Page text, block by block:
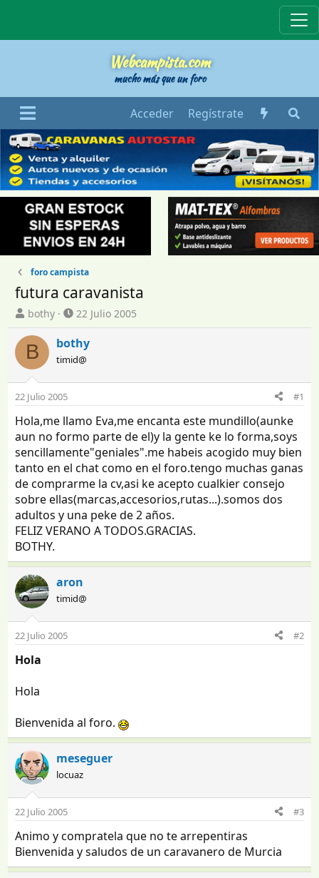
Webcampista.com
mucho más que un foro
Acceder Regístrate
foro campista
futura caravanista
I
n
i
c
i
a
d
o
r
d
e
t
e
m
a
bothy
F
e
c
h
a
d
i
n
i
c
o
22 Julio 2005
B bothy
timid@
22 Julio 2005 #1
Hola,me llamo Eva,me encanta este mundillo(aunke
aun no formo parte de el)y la gente ke lo forma,soys
sencillamente"geniales".me habeis acogido muy bien
tanto en el chat como en el foro.tengo muchas ganas
de comprarme la cv,asi ke acepto cualkier consejo
sobre ellas(marcas,accesorios,rutas...).somos dos
adultos y una peke de 2 años.
FELIZ VERANO A TODOS.GRACIAS.
BOTHY.
aron
timid@
22 Julio 2005 #2
Hola
Hola
Bienvenida al foro.
meseguer
locuaz
22 Julio 2005 #3
Animo y compratela que no te arrepentiras
Bienvenida y saludos de un caravanero de Murcia